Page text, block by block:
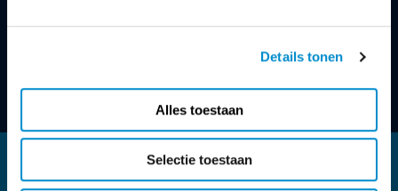
Details tonen
Alles toestaan
Selectie toestaan
malou.dekkers@ster.nl
KOM IN CONTACT